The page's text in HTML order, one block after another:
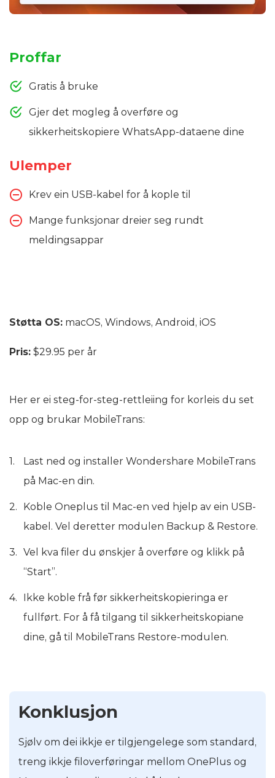
Proffar
Gratis å bruke
Gjer det mogleg å overføre og
sikkerheitskopiere WhatsApp-dataene dine
Ulemper
Krev ein USB-kabel for å kople til
Mange funksjonar dreier seg rundt
meldingsappar
Støtta OS: macOS, Windows, Android, iOS
Pris: $29.95 per år
Her er ei steg-for-steg-rettleiing for korleis du set
opp og brukar MobileTrans:
Last ned og installer Wondershare MobileTrans
på Mac-en din.
Koble Oneplus til Mac-en ved hjelp av ein USB-
kabel. Vel deretter modulen Backup & Restore.
Vel kva filer du ønskjer å overføre og klikk på
“Start”.
Ikke koble frå før sikkerheitskopieringa er
fullført. For å få tilgang til sikkerheitskopiane
dine, gå til MobileTrans Restore-modulen.
Konklusjon
Sjølv om dei ikkje er tilgjengelege som standard,
treng ikkje filoverføringar mellom OnePlus og